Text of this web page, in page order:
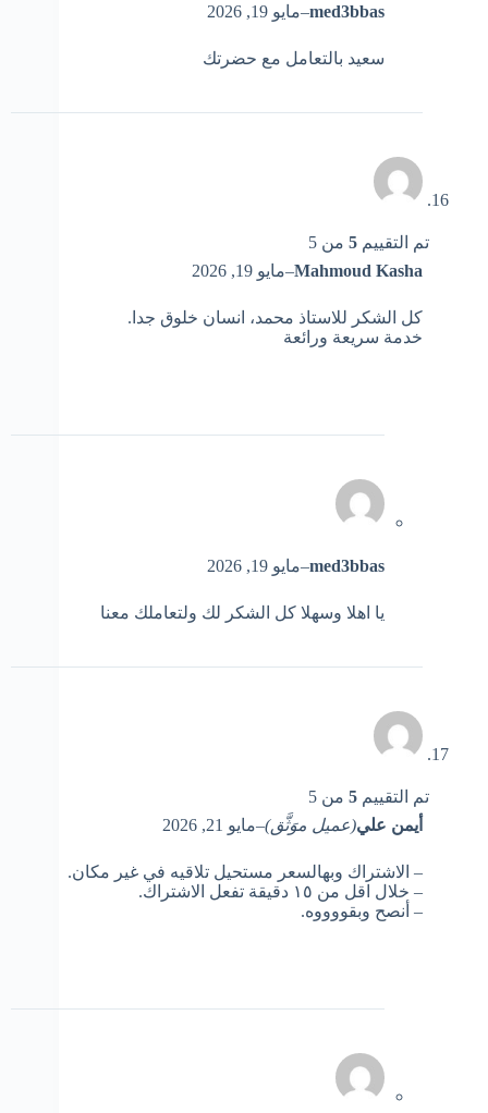
med3bbas
–مايو 19, 2026
سعيد بالتعامل مع حضرتك
تم التقييم 5من 5
Mahmoud Kasha
–مايو 19, 2026
كل الشكر للاستاذ محمد، انسان خلوق جدا.
خدمة سريعة ورائعة
med3bbas
–مايو 19, 2026
يا اهلا وسهلا كل الشكر لك ولتعاملك معنا
تم التقييم 5من 5
أيمن علي(عميل موَثَّق)–مايو 21, 2026
– الاشتراك وبهالسعر مستحيل تلاقيه في غير مكان.
– خلال اقل من ١٥ دقيقة تفعل الاشتراك.
– أنصح وبقووووه.